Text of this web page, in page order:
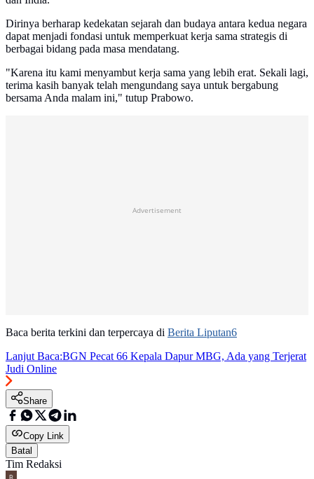
Dirinya berharap kedekatan sejarah dan budaya antara kedua negara
dapat menjadi fondasi untuk memperkuat kerja sama strategis di
berbagai bidang pada masa mendatang.
"Karena itu kami menyambut kerja sama yang lebih erat. Sekali lagi,
terima kasih banyak telah mengundang saya untuk bergabung
bersama Anda malam ini," tutup Prabowo.
Advertisement
Baca berita terkini dan terpercaya di Berita Liputan6
Lanjut Baca:BGN Pecat 66 Kepala Dapur MBG, Ada yang Terjerat
Judi Online
Share
Copy Link
Batal
Tim Redaksi